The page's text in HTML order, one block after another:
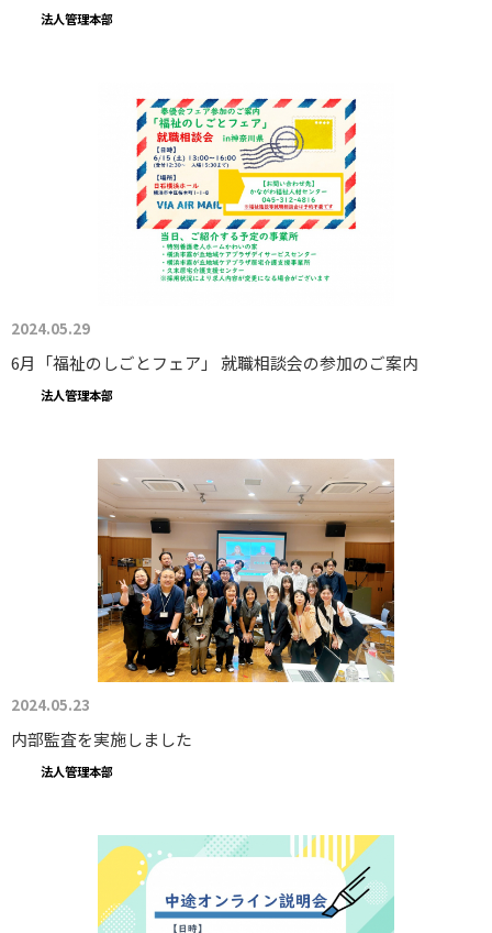
法人管理本部
2024.05.29
6月「福祉のしごとフェア」 就職相談会の参加のご案内
法人管理本部
2024.05.23
内部監査を実施しました
法人管理本部